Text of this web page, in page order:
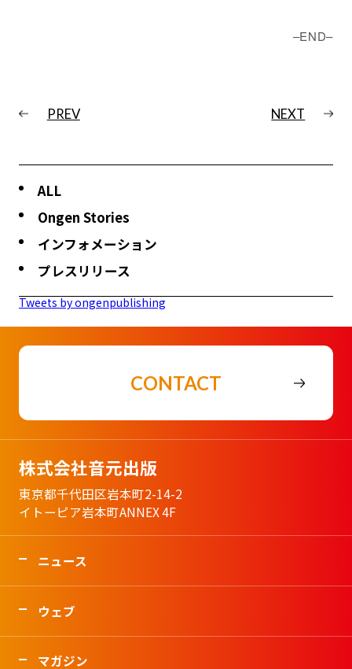
–END–
PREV NEXT
ALL
Ongen Stories
インフォメーション
プレスリリース
Tweets by ongenpublishing
CONTACT
株式会社音元出版
東京都千代田区岩本町2-14-2
イトーピア岩本町ANNEX 4F
ニュース
ウェブ
マガジン